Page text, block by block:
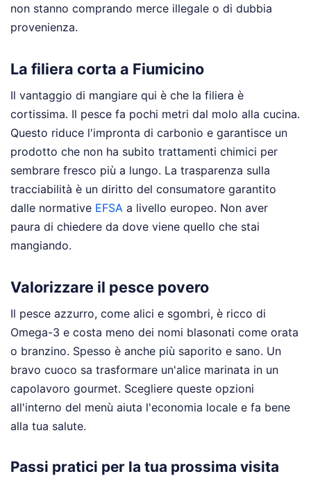
non stanno comprando merce illegale o di dubbia
provenienza.
La filiera corta a Fiumicino
Il vantaggio di mangiare qui è che la filiera è
cortissima. Il pesce fa pochi metri dal molo alla cucina.
Questo riduce l'impronta di carbonio e garantisce un
prodotto che non ha subito trattamenti chimici per
sembrare fresco più a lungo. La trasparenza sulla
tracciabilità è un diritto del consumatore garantito
dalle normative EFSA a livello europeo. Non aver
paura di chiedere da dove viene quello che stai
mangiando.
Valorizzare il pesce povero
Il pesce azzurro, come alici e sgombri, è ricco di
Omega-3 e costa meno dei nomi blasonati come orata
o branzino. Spesso è anche più saporito e sano. Un
bravo cuoco sa trasformare un'alice marinata in un
capolavoro gourmet. Scegliere queste opzioni
all'interno del menù aiuta l'economia locale e fa bene
alla tua salute.
Passi pratici per la tua prossima visita